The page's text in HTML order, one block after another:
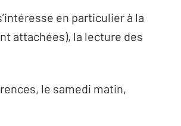
en particulier à la
attachées), la lecture des
le samedi matin,